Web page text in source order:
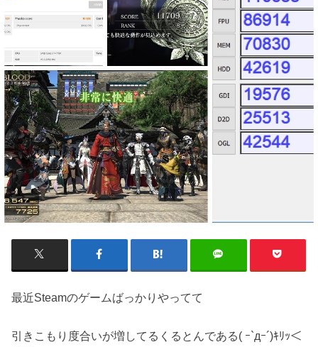
最近Steamのゲームばっかりやってて
引きこもり度合いが増してるくるとんである( ｰ`дｰ´)ｷﾘｯ＜